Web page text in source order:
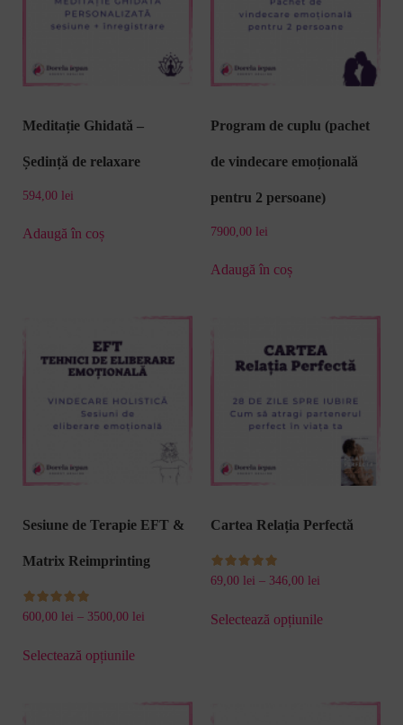
Meditație Ghidată –
Ședință de relaxare
594,00 lei
Adaugă în coș
Program de cuplu (pachet
de vindecare emoțională
pentru 2 persoane)
7900,00 lei
Adaugă în coș
Sesiune de Terapie EFT &
Matrix Reimprinting
600,00 lei – 3500,00 lei
Selectează opțiunile
Cartea Relația Perfectă
69,00 lei – 346,00 lei
Selectează opțiunile